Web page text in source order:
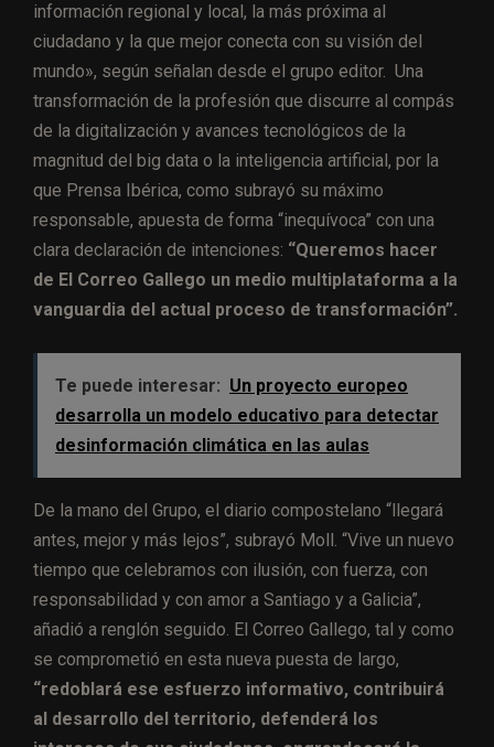
información regional y local, la más próxima al
ciudadano y la que mejor conecta con su visión del
mundo», según señalan desde el grupo editor. Una
transformación de la profesión que discurre al compás
de la digitalización y avances tecnológicos de la
magnitud del big data o la inteligencia artificial, por la
que Prensa Ibérica, como subrayó su máximo
responsable, apuesta de forma “inequívoca” con una
clara declaración de intenciones: “Queremos hacer
de El Correo Gallego un medio multiplataforma a la
vanguardia del actual proceso de transformación”.
Te puede interesar: Un proyecto europeo
desarrolla un modelo educativo para detectar
desinformación climática en las aulas
De la mano del Grupo, el diario compostelano “llegará
antes, mejor y más lejos”, subrayó Moll. “Vive un nuevo
tiempo que celebramos con ilusión, con fuerza, con
responsabilidad y con amor a Santiago y a Galicia”,
añadió a renglón seguido. El Correo Gallego, tal y como
se comprometió en esta nueva puesta de largo,
“redoblará ese esfuerzo informativo, contribuirá
al desarrollo del territorio, defenderá los